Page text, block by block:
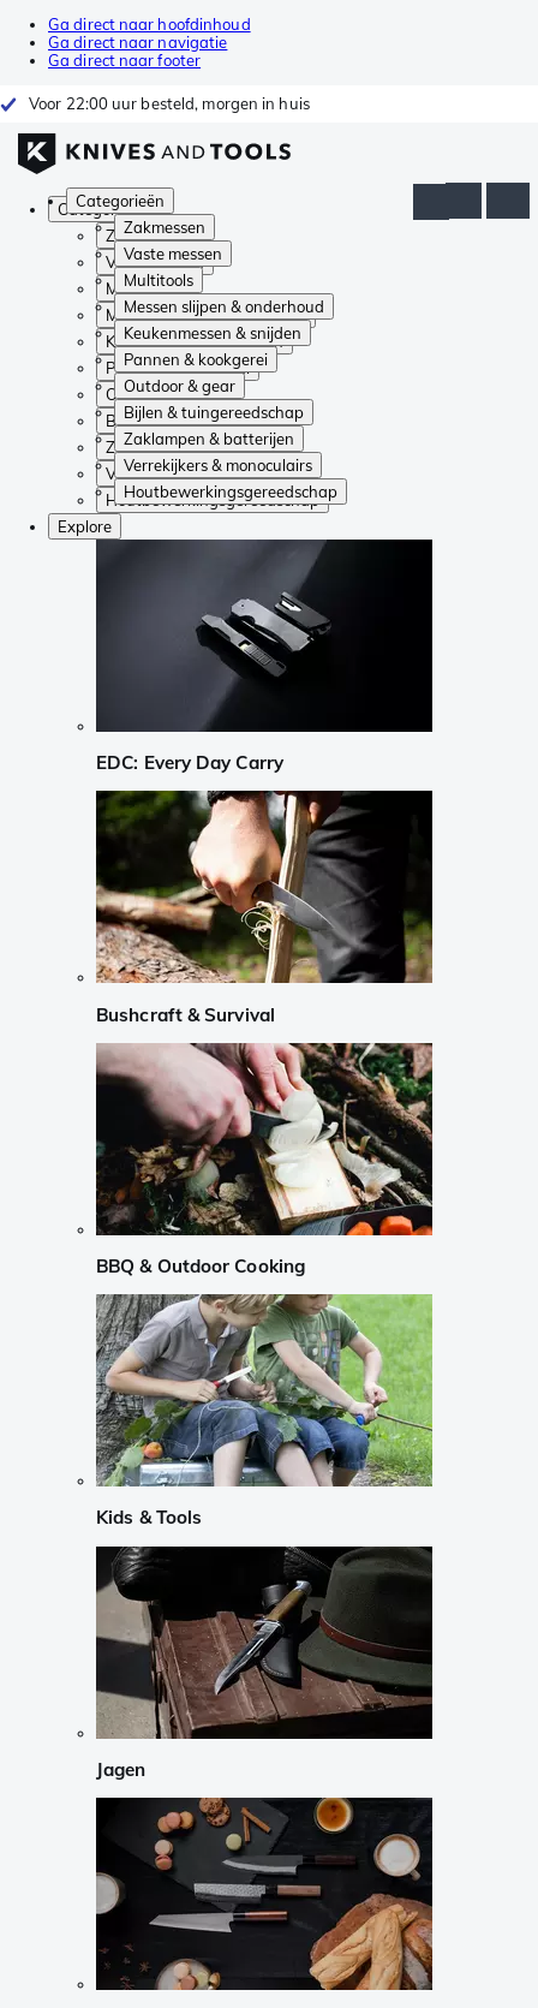
Ga direct naar hoofdinhoud
Ga direct naar navigatie
Ga direct naar footer
Voor 22:00 uur besteld, morgen in huis
Categorieën
Zakmessen
Vaste messen
Multitools
Messen slijpen & onderhoud
Keukenmessen & snijden
Pannen & kookgerei
Outdoor & gear
Bijlen & tuingereedschap
Zaklampen & batterijen
Verrekijkers & monoculairs
Houtbewerkingsgereedschap
Categorieën
Zakmessen
Vaste messen
Multitools
Messen slijpen & onderhoud
Keukenmessen & snijden
Pannen & kookgerei
Outdoor & gear
Bijlen & tuingereedschap
Zaklampen & batterijen
Verrekijkers & monoculairs
Houtbewerkingsgereedschap
Explore
EDC: Every Day Carry
Bushcraft & Survival
BBQ & Outdoor Cooking
Kids & Tools
Jagen